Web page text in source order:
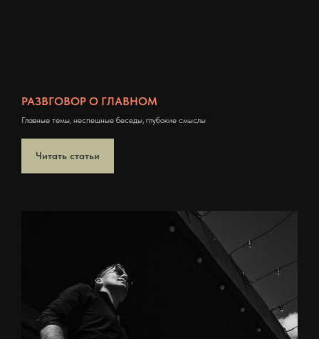
РАЗВГОВОР О ГЛАВНОМ
Главные темы, неспешные беседы, глубокие смыслы
Читать статьи